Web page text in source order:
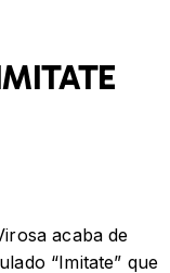
acaba de
“Imitate” que